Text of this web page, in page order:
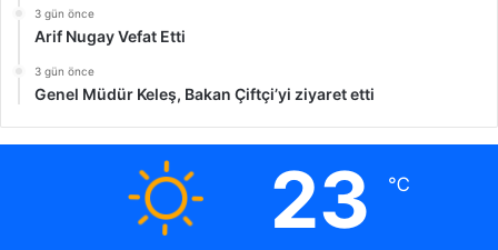
3 gün önce
Arif Nugay Vefat Etti
3 gün önce
Genel Müdür Keleş, Bakan Çiftçi’yi ziyaret etti
23 ℃